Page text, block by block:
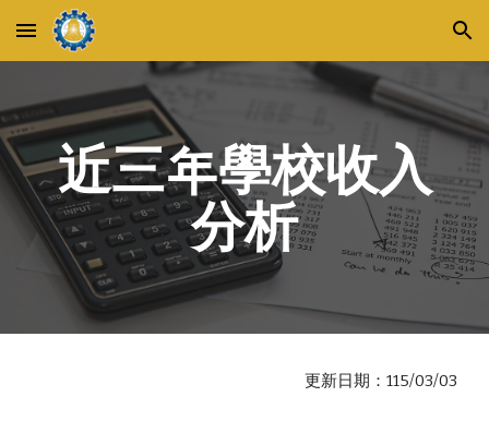
Skip to main content Skip to navigation
近三年學校收入
分析
更新日期：115/03/03